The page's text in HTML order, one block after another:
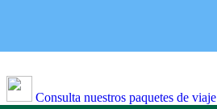
Consulta nuestros paquetes de viaje